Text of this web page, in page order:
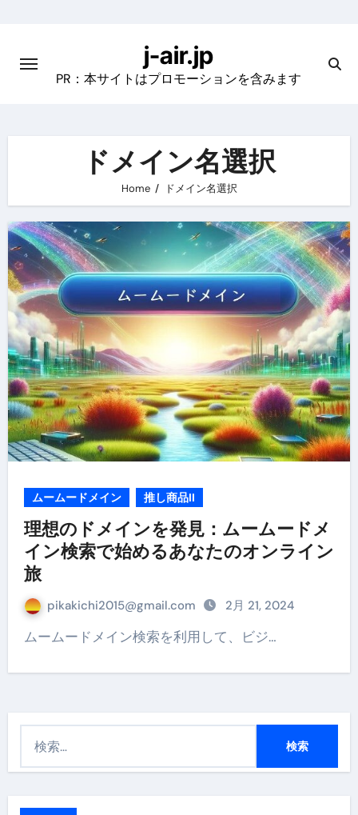
content
j-air.jp
PR：本サイトはプロモーションを含みます
ドメイン名選択
Home ドメイン名選択
ムームードメイン 推し商品II
理想のドメインを発見：ムームードメ
イン検索で始めるあなたのオンライン
旅
pikakichi2015@gmail.com 2月 21, 2024
ムームードメイン検索を利用して、ビジ…